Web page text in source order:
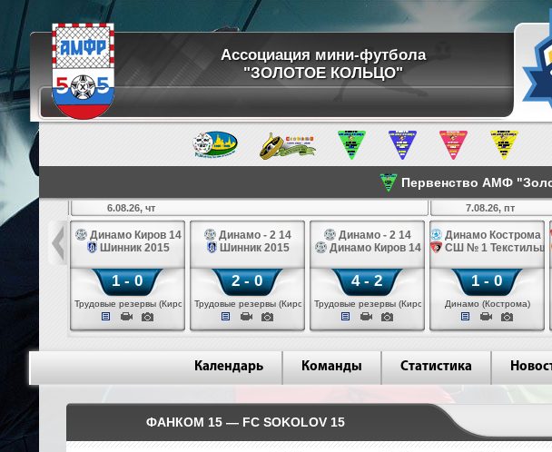
Ассоциация мини-футбола
"ЗОЛОТОЕ КОЛЬЦО"
Первенство АМФ
белые 14
6.08.26, чт
Динамо Киров 14
Шинник 2015
1 - 0
Трудовые резервы (Киров)
Динамо - 2 14
Шинник 2015
2 - 0
Трудовые резервы (Киров)
Динамо - 2 14
Динамо Киров 14
4 - 2
Трудовые резервы (Киров)
7.08.26, пт
Динамо Кострома
СШ № 1
1 - 0
Динамо (Кострома)
Календарь Команды Статистика
ФАНКОМ 15 — FC SOKOLOV 15